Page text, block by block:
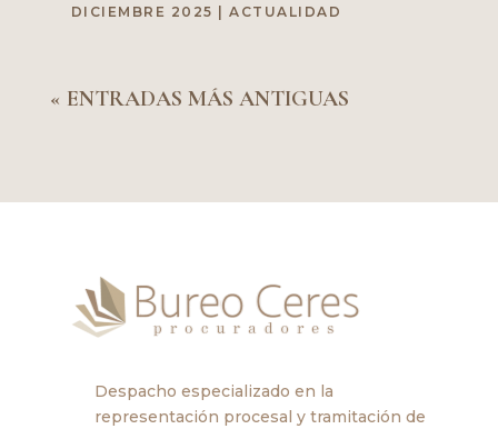
DICIEMBRE 2025 |ACTUALIDAD
« ENTRADAS MÁS ANTIGUAS
Despacho especializado en la
representación procesal y tramitación de